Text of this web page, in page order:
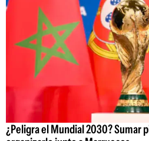
¿Peligra el Mundial 2030? Sumar